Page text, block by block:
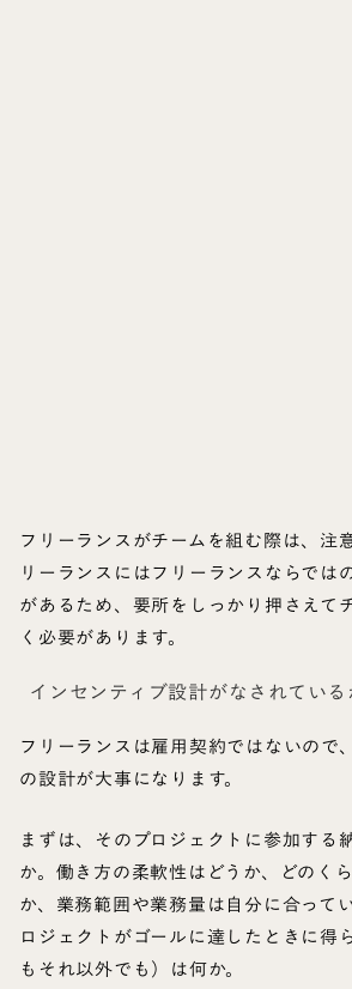
フリーランスがチームを組む際は、注
リーランスにはフリーランスならでは
があるため、要所をしっかり押さえて
く必要があります。
インセンティブ設計がなされてい
フリーランスは雇用契約ではないので
の設計が大事になります。
まずは、そのプロジェクトに参加する
か。働き方の柔軟性はどうか、どのく
か、業務範囲や業務量は自分に合って
ロジェクトがゴールに達したときに得
もそれ以外でも）は何か。